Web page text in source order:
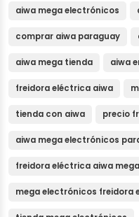
aiwa mega electrónicos
comprar aiwa paraguay
aiwa mega tienda aiwa
freidora eléctrica aiwa
tienda con aiwa precio
aiwa mega electrónicos
freidora eléctrica aiwa mega
mega electrónicos freidora